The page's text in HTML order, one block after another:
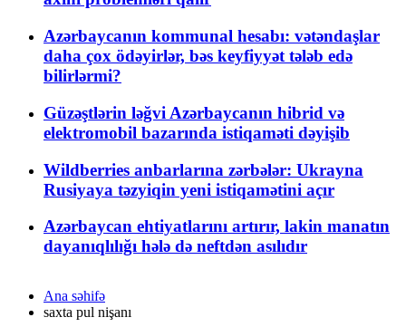
Azərbaycanın kommunal hesabı: vətəndaşlar
daha çox ödəyirlər, bəs keyfiyyət tələb edə
bilirlərmi?
Güzəştlərin ləğvi Azərbaycanın hibrid və
elektromobil bazarında istiqaməti dəyişib
Wildberries anbarlarına zərbələr: Ukrayna
Rusiyaya təzyiqin yeni istiqamətini açır
Azərbaycan ehtiyatlarını artırır, lakin manatın
dayanıqlılığı hələ də neftdən asılıdır
Ana səhifə
saxta pul nişanı